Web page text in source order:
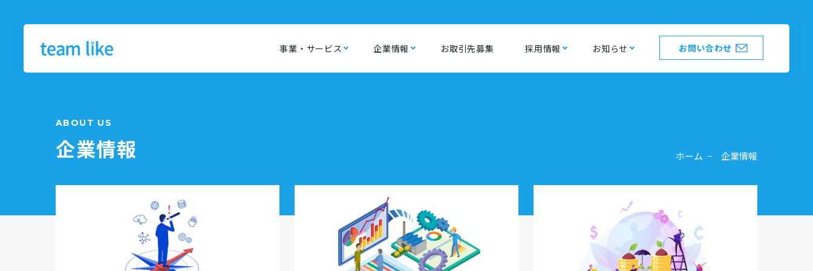
事業・サービス 企業情報 お取引先募集 採用情報 お知らせ お問い合わせ
ABOUT US
企業情報 ホーム 企業情報